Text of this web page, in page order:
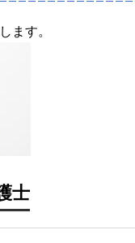
ます。
士